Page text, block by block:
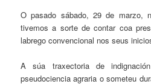
O pasado sábado, 29 de marzo,
tivemos a sorte de contar coa
labrego convencional nos seus
A súa traxectoria de
pseudociencia agraria o someteu